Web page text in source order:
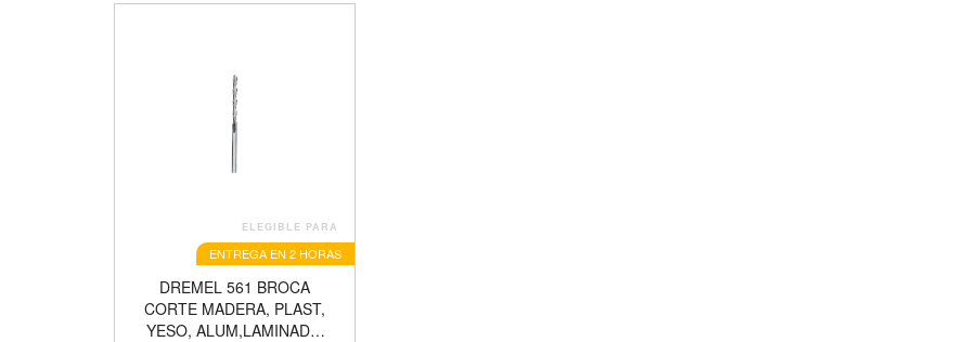
ELEGIBLE PARA
ENTREGA EN 2 HORAS
DREMEL 561 BROCA
CORTE MADERA, PLAST,
YESO, ALUM,LAMINADO